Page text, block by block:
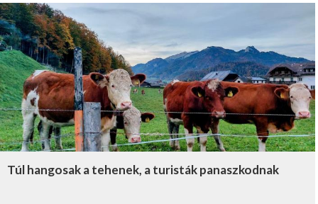
Túl hangosak a tehenek, a turisták panaszkodnak